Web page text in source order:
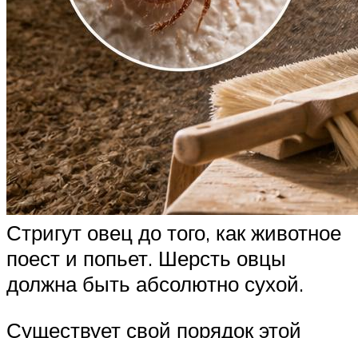
Стригут овец до того, как животное
поест и попьет. Шерсть овцы
должна быть абсолютно сухой.
Существует свой порядок этой